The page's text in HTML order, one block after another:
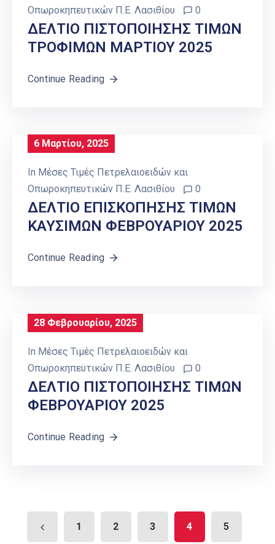
Οπωροκηπευτικών Π.Ε. Λασιθίου 0
ΔΕΛΤΙΟ ΠΙΣΤΟΠΟΙΗΣΗΣ ΤΙΜΩΝ
ΤΡΟΦΙΜΩΝ ΜΑΡΤΙΟΥ 2025
Continue Reading
6 Μαρτίου, 2025
In Μέσες Τιμές Πετρελαιοειδών και
Οπωροκηπευτικών Π.Ε. Λασιθίου
0
ΔΕΛΤΙΟ ΕΠΙΣΚΟΠΗΣΗΣ ΤΙΜΩΝ
ΚΑΥΣΙΜΩΝ ΦΕΒΡΟΥΑΡΙΟΥ 2025
Continue Reading
28 Φεβρουαρίου, 2025
In Μέσες Τιμές Πετρελαιοειδών και
Οπωροκηπευτικών Π.Ε. Λασιθίου
0
ΔΕΛΤΙΟ ΠΙΣΤΟΠΟΙΗΣΗΣ ΤΙΜΩΝ
ΦΕΒΡΟΥΑΡΙΟΥ 2025
Continue Reading
1 2 3 4 5